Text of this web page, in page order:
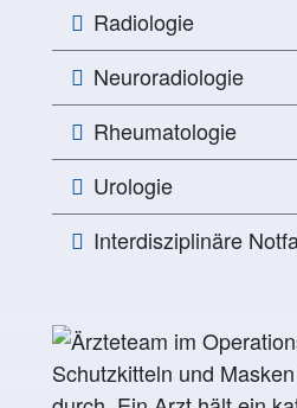
Radiologie
Neuroradiologie
Rheumatologie
Urologie
Interdisziplinäre